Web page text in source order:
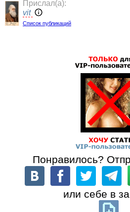
Прислал(a):
vit
Список публикаций
Понравилось?
или себе в